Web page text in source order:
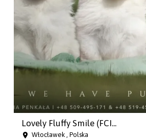
Lovely Fluffy Smile (FCI...
Włocławek , Polska